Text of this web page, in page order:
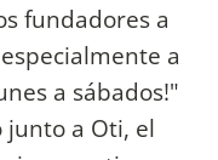
fundadores a
a
a sábados!"
junto a Oti, el